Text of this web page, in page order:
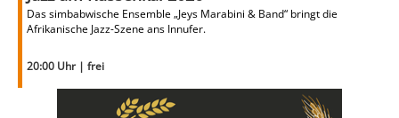
Das simbabwische Ensemble „Jeys Marabini & Band“ bringt die
Afrikanische Jazz-Szene ans Innufer.
20:00 Uhr | frei